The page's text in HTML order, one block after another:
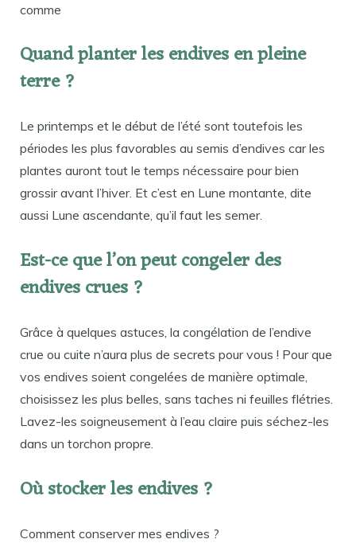
comme
Quand planter les endives en pleine
terre ?
Le printemps et le début de l’été sont toutefois les
périodes les plus favorables au semis d’endives car les
plantes auront tout le temps nécessaire pour bien
grossir avant l’hiver. Et c’est en Lune montante, dite
aussi Lune ascendante, qu’il faut les semer.
Est-ce que l’on peut congeler des
endives crues ?
Grâce à quelques astuces, la congélation de l’endive
crue ou cuite n’aura plus de secrets pour vous ! Pour que
vos endives soient congelées de manière optimale,
choisissez les plus belles, sans taches ni feuilles flétries.
Lavez-les soigneusement à l’eau claire puis séchez-les
dans un torchon propre.
Où stocker les endives ?
Comment conserver mes endives ?